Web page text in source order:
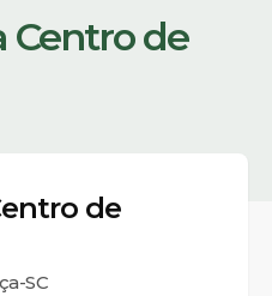
Centro de
de
SC